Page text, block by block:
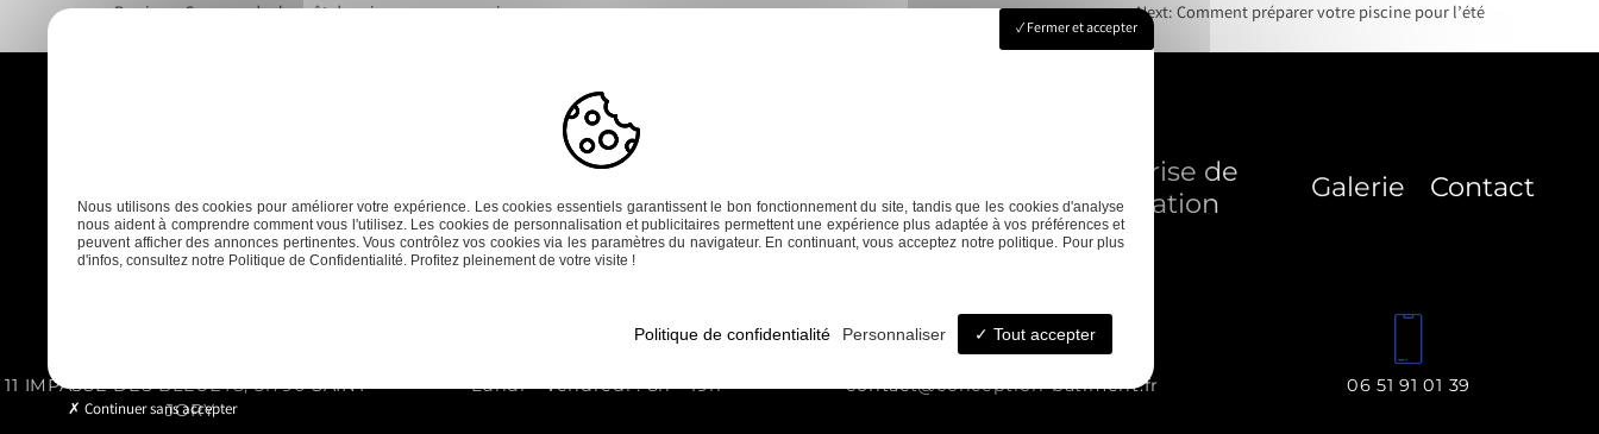
Previous:Comprendre le coût du prix gros oeuvre maison Next:Comment préparer votre piscine pour l’été
terrasse
Entreprise de
rénovation
Galerie Contact
11 IMPASSE DES BLEUETS, 31790 SAINT-
JORY
Lundi - Vendredi : 8h - 19h contact@conception-batiment.fr 06 51 91 01 39
Fermer et accepter
Nous utilisons des cookies pour améliorer votre expérience. Les cookies essentiels garantissent le bon fonctionnement du site, tandis que les cookies d'analyse
nous aident à comprendre comment vous l'utilisez. Les cookies de personnalisation et publicitaires permettent une expérience plus adaptée à vos préférences et
peuvent afficher des annonces pertinentes. Vous contrôlez vos cookies via les paramètres du navigateur. En continuant, vous acceptez notre politique. Pour plus
d'infos, consultez notre Politique de Confidentialité. Profitez pleinement de votre visite !
Tout accepter
Personnaliser
Politique de confidentialité
Continuer sans accepter